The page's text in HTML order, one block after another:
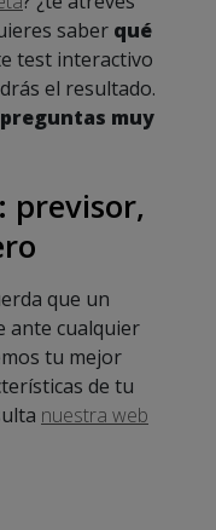
saber qué
test interactivo
el resultado.
muy
previsor,
que un
ante cualquier
tu mejor
de tu
nuestra web